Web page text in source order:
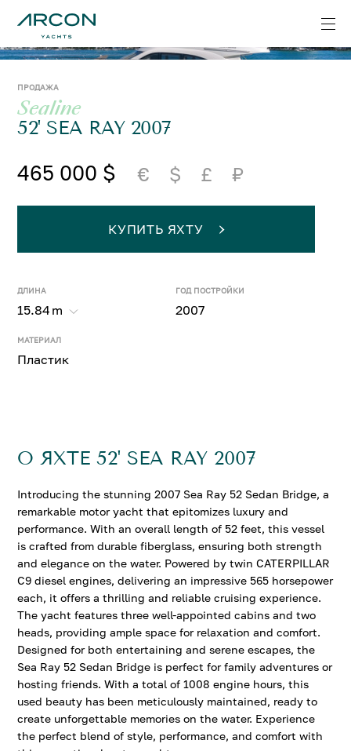
ПРОДАЖА
Sealine
52' SEA RAY 2007
465 000 $ € $ £ ₽
ДЛИНА
15.84 m
ГОД ПОСТРОЙКИ
2007
МАТЕРИАЛ
Пластик
КУПИТЬ ЯХТУ
О ЯХТЕ 52' SEA RAY 2007
Introducing the stunning 2007 Sea Ray 52 Sedan Bridge, a
remarkable motor yacht that epitomizes luxury and
performance. With an overall length of 52 feet, this vessel
is crafted from durable fiberglass, ensuring both strength
and elegance on the water. Powered by twin CATERPILLAR
C9 diesel engines, delivering an impressive 565 horsepower
each, it offers a thrilling and reliable cruising experience.
The yacht features three well-appointed cabins and two
heads, providing ample space for relaxation and comfort.
Designed for both entertaining and serene escapes, the
Sea Ray 52 Sedan Bridge is perfect for family adventures or
hosting friends. With a total of 1008 engine hours, this
used beauty has been meticulously maintained, ready to
create unforgettable memories on the water. Experience
the perfect blend of style, performance, and comfort with